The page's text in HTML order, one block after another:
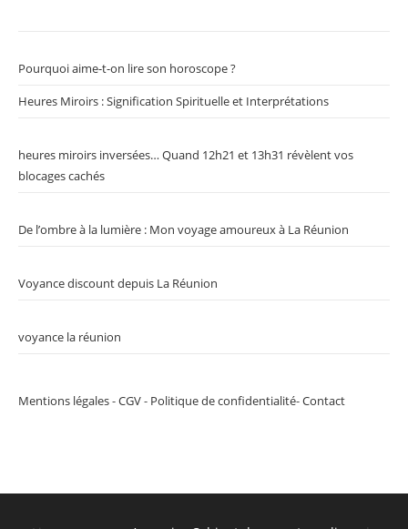
Pourquoi aime-t-on lire son horoscope ?
Heures Miroirs : Signification Spirituelle et Interprétations
heures miroirs inversées… Quand 12h21 et 13h31 révèlent vos
blocages cachés
De l’ombre à la lumière : Mon voyage amoureux à La Réunion
Voyance discount depuis La Réunion
voyance la réunion
Mentions légales-CGV- Politique de confidentialité-Contact